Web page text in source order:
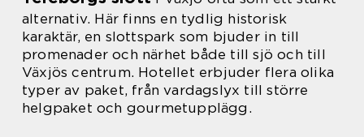
alternativ. Här finns en tydlig historisk
karaktär, en slottspark som bjuder in till
promenader och närhet både till sjö och till
Växjös centrum. Hotellet erbjuder flera olika
typer av paket, från vardagslyx till större
helgpaket och gourmetupplägg.